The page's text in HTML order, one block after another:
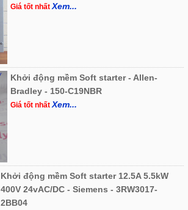
Giá tốt nhấtXem...
Khởi động mềm Soft starter - Allen-
Bradley - 150-C19NBR
Giá tốt nhấtXem...
Khởi động mềm Soft starter 12.5A 5.5kW
400V 24vAC/DC - Siemens - 3RW3017-
2BB04